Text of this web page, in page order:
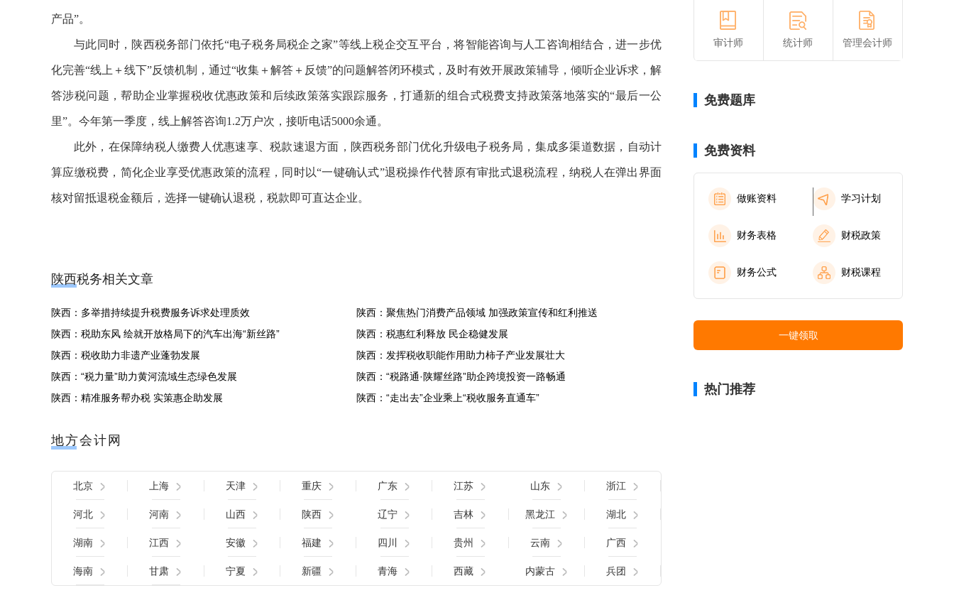
产品”。
与此同时，陕西税务部门依托“电子税务局税企之家”等线上税企交互平台，将智能咨询与人工咨询相结合，进一步优
化完善“线上＋线下”反馈机制，通过“收集＋解答＋反馈”的问题解答闭环模式，及时有效开展政策辅导，倾听企业诉求，解
答涉税问题，帮助企业掌握税收优惠政策和后续政策落实跟踪服务，打通新的组合式税费支持政策落地落实的“最后一公
里”。今年第一季度，线上解答咨询1.2万户次，接听电话5000余通。
此外，在保障纳税人缴费人优惠速享、税款速退方面，陕西税务部门优化升级电子税务局，集成多渠道数据，自动计
算应缴税费，简化企业享受优惠政策的流程，同时以“一键确认式”退税操作代替原有审批式退税流程，纳税人在弹出界面
核对留抵退税金额后，选择一键确认退税，税款即可直达企业。
陕西税务相关文章
陕西：多举措持续提升税费服务诉求处理质效
陕西：聚焦热门消费产品领域 加强政策宣传和红利推送
陕西：税助东风 绘就开放格局下的汽车出海“新丝路”
陕西：税惠红利释放 民企稳健发展
陕西：税收助力非遗产业蓬勃发展
陕西：发挥税收职能作用助力柿子产业发展壮大
陕西：“税力量”助力黄河流域生态绿色发展
陕西：“税路通·陕耀丝路”助企跨境投资一路畅通
陕西：精准服务帮办税 实策惠企助发展
陕西：“走出去”企业乘上“税收服务直通车”
地方会计网
北京 上海 天津 重庆 广东 江苏 山东 浙江
河北 河南 山西 陕西 辽宁 吉林 黑龙江 湖北
湖南 江西 安徽 福建 四川 贵州 云南 广西
海南 甘肃 宁夏 新疆 青海 西藏 内蒙古 兵团
审计师 统计师 管理会计师
免费题库
免费资料
做账资料 学习计划
财务表格 财税政策
财务公式 财税课程
一键领取
热门推荐